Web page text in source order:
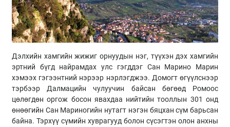
Дэлхийн хамгийн жижиг орнуудын нэг, түүхэн дэх хамгийн
эртний бүгд найрамдах улс гэгддэг Сан Марино Марин
хэмээх гэгээнтний нэрээр нэрлэгджээ. Домогт өгүүлснээр
тэрбээр Далмацийн чулуучин байсан бөгөөд Ромоос
цөлөгдөн оргож босон явахдаа нийтийн тооллын 301 онд
өнөөгийн Сан Мариногийн нутагт нэгэн бяцхан сүм барьсан
байна. Тэрхүү сүмийн хуврагууд болон сүсэгтэн олон анхны